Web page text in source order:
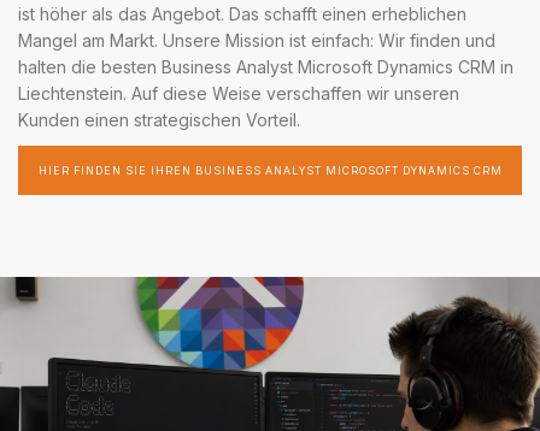
ist höher als das Angebot. Das schafft einen erheblichen
Mangel am Markt. Unsere Mission ist einfach: Wir finden und
halten die besten Business Analyst Microsoft Dynamics CRM in
Liechtenstein. Auf diese Weise verschaffen wir unseren
Kunden einen strategischen Vorteil.
HIER FINDEN SIE IHREN BUSINESS ANALYST MICROSOFT DYNAMICS CRM